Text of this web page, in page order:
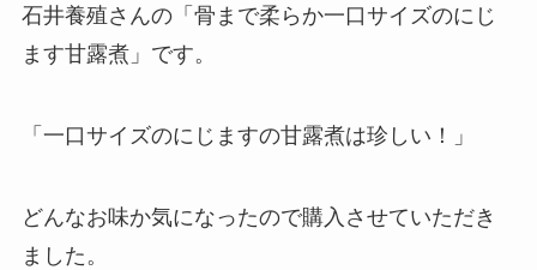
石井養殖さんの「骨まで柔らか一口サイズのにじ
ます甘露煮」です。
「一口サイズのにじますの甘露煮は珍しい！」
どんなお味か気になったので購入させていただき
ました。